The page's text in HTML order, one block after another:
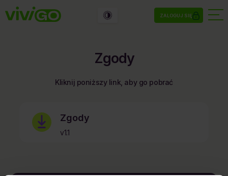
ZALOGUJ SIĘ
Zgody
Kliknij poniższy link, aby go pobrać
Zgody
v1.1